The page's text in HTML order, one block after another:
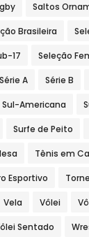
Saltos
Brasileira
17 Seleção
Série A Série B
Sul-Americana
Surfe de Peito
Tênis em
Esportivo
Vela Vôlei
Sentado